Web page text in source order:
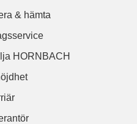
& hämta
HORNBACH